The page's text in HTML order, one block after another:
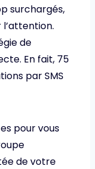
surchargés,
de
En fait, 75
par SMS
pour vous
de votre